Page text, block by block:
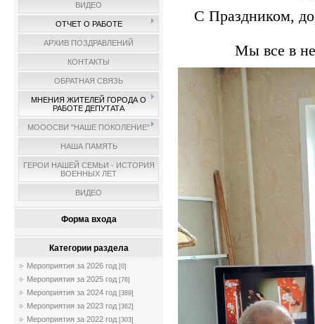
ВИДЕО
ОТЧЕТ О РАБОТЕ
АРХИВ ПОЗДРАВЛЕНИЙ
КОНТАКТЫ
ОБРАТНАЯ СВЯЗЬ
МНЕНИЯ ЖИТЕЛЕЙ ГОРОДА О
РАБОТЕ ДЕПУТАТА
МОООСВИ "НАШЕ ПОКОЛЕНИЕ"
НАША ПАМЯТЬ
ГЕРОИ НАШЕЙ СЕМЬИ - ИСТОРИЯ
ВОЕННЫХ ЛЕТ
ВИДЕО
Форма входа
Категории раздела
Мероприятия за 2026 год [0]
Мероприятия за 2025 год [76]
Мероприятия за 2024 год [389]
Мероприятия за 2023 год [362]
Мероприятия за 2022 год [303]
С Праздником,
Мы все в